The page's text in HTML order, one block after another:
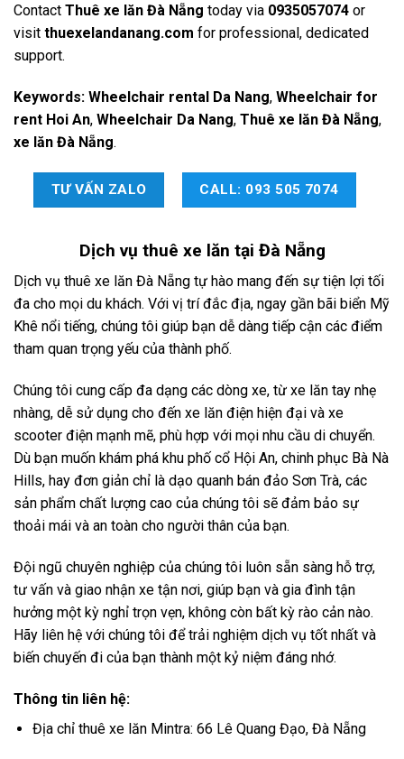
Contact Thuê xe lăn Đà Nẵng today via 0935057074 or
visit thuexelandanang.com for professional, dedicated
support.
Keywords: Wheelchair rental Da Nang, Wheelchair for
rent Hoi An, Wheelchair Da Nang, Thuê xe lăn Đà Nẵng,
xe lăn Đà Nẵng.
TƯ VẤN ZALO CALL: 093 505 7074
Dịch vụ thuê xe lăn tại Đà Nẵng
Dịch vụ thuê xe lăn Đà Nẵng tự hào mang đến sự tiện lợi tối
đa cho mọi du khách. Với vị trí đắc địa, ngay gần bãi biển Mỹ
Khê nổi tiếng, chúng tôi giúp bạn dễ dàng tiếp cận các điểm
tham quan trọng yếu của thành phố.
Chúng tôi cung cấp đa dạng các dòng xe, từ xe lăn tay nhẹ
nhàng, dễ sử dụng cho đến xe lăn điện hiện đại và xe
scooter điện mạnh mẽ, phù hợp với mọi nhu cầu di chuyển.
Dù bạn muốn khám phá khu phố cổ Hội An, chinh phục Bà Nà
Hills, hay đơn giản chỉ là dạo quanh bán đảo Sơn Trà, các
sản phẩm chất lượng cao của chúng tôi sẽ đảm bảo sự
thoải mái và an toàn cho người thân của bạn.
Đội ngũ chuyên nghiệp của chúng tôi luôn sẵn sàng hỗ trợ,
tư vấn và giao nhận xe tận nơi, giúp bạn và gia đình tận
hưởng một kỳ nghỉ trọn vẹn, không còn bất kỳ rào cản nào.
Hãy liên hệ với chúng tôi để trải nghiệm dịch vụ tốt nhất và
biến chuyến đi của bạn thành một kỷ niệm đáng nhớ.
Thông tin liên hệ:
Địa chỉ thuê xe lăn Mintra: 66 Lê Quang Đạo, Đà Nẵng